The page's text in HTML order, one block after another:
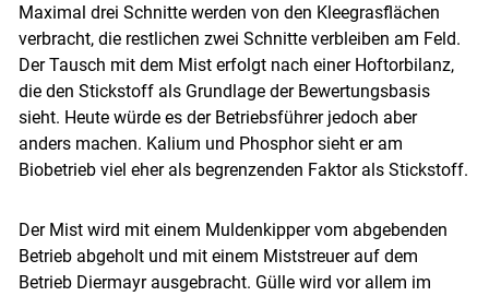
Skip to main content
Maximal drei Schnitte werden von den Kleegrasflächen
verbracht, die restlichen zwei Schnitte verbleiben am Feld.
Der Tausch mit dem Mist erfolgt nach einer Hoftorbilanz,
die den Stickstoff als Grundlage der Bewertungsbasis
sieht. Heute würde es der Betriebsführer jedoch aber
anders machen. Kalium und Phosphor sieht er am
Biobetrieb viel eher als begrenzenden Faktor als Stickstoff.
Der Mist wird mit einem Muldenkipper vom abgebenden
Betrieb abgeholt und mit einem Miststreuer auf dem
Betrieb Diermayr ausgebracht. Gülle wird vor allem im